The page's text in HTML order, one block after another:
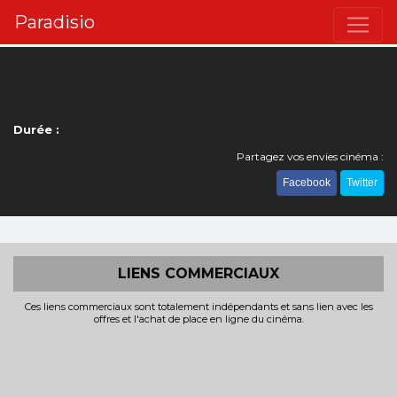
Paradisio
Durée :
Partagez vos envies cinéma :
Facebook Twitter
LIENS COMMERCIAUX
Ces liens commerciaux sont totalement indépendants et sans lien avec les
offres et l'achat de place en ligne du cinéma.